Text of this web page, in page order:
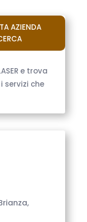
AZIENDA
e trova
servizi che